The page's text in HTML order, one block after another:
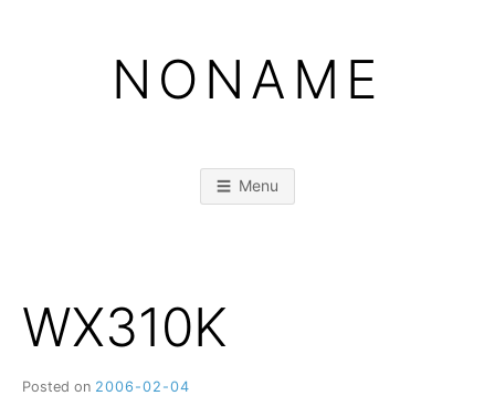
NONAME
Menu
WX310K
Posted on 2006-02-04